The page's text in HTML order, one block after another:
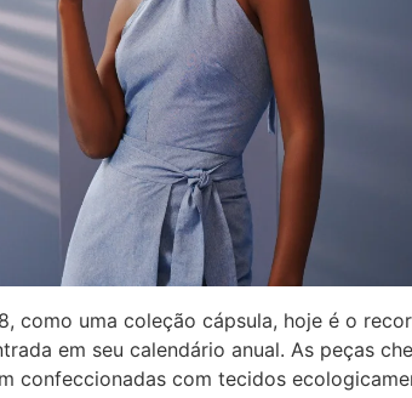
como uma coleção cápsula, hoje é o
em seu calendário anual. As peças
confeccionadas com tecidos